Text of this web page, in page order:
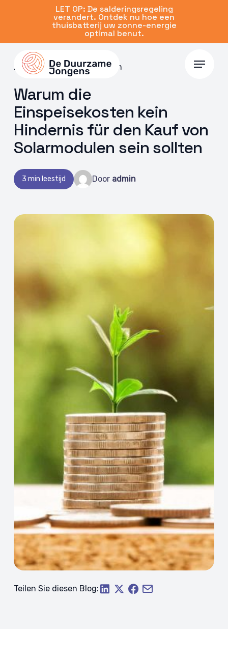
content
LET OP: De salderingsregeling
verandert. Ontdek nu hoe een
thuisbatterij uw zonne-energie
optimal benut.
Menu
24 Mai 2024 | Zonnepanelen
Warum die
Einspeisekosten kein
Hindernis für den Kauf von
Solarmodulen sein sollten
3 min leestijd Door admin
Teilen Sie diesen Blog: